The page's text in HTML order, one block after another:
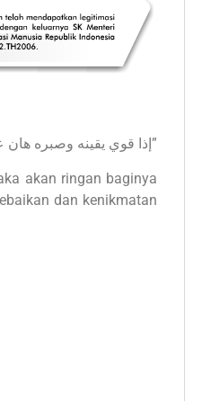
“إذا قوي يقينه وصبره هان عليه كل مشقة يتحملها في طلب الخير الدائم واللذة الدائمة”
akan ringan baginya
dan kenikmatan